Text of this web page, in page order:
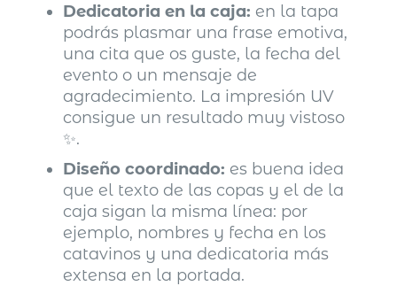
Dedicatoria en la caja: en la tapa
podrás plasmar una frase emotiva,
una cita que os guste, la fecha del
evento o un mensaje de
agradecimiento. La impresión UV
consigue un resultado muy vistoso
✨.
Diseño coordinado: es buena idea
que el texto de las copas y el de la
caja sigan la misma línea: por
ejemplo, nombres y fecha en los
catavinos y una dedicatoria más
extensa en la portada.